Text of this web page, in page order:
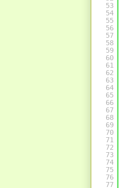
53
54
55
56
57
58
59
60
61
62
63
64
65
66
67
68
69
70
71
72
73
74
75
76
77